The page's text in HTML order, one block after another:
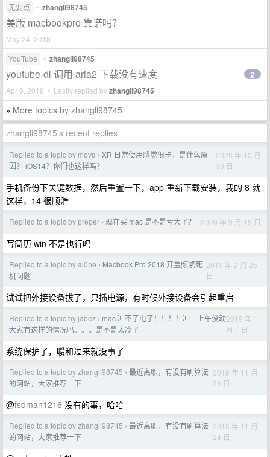
无要点 • zhangli98745
美版 macbookpro 靠谱吗？
May 24, 2018
YouTube
• zhangli98745
youtube-dl 调用 aria2 下载没有速度
Apr 9, 2018 • Lastly replied byzhangli98745
2
» More topics by zhangli98745
zhangli98745's recent replies
Replied to a topic by movq › XR 日常使用感觉很卡，是什么原
因？ iOS14？你们也这样吗？
2020 年 10 月
30 日
手机备份下关键数据，然后重置一下，app 重新下载安装，我的 8 就
这样，14 很顺滑
Replied to a topic by preper › 现在买 mac 是不是亏大了？ 2020 年 9 月 18 日
写简历 win 不是也行吗
Replied to a topic by al0ne › Macbook Pro 2018 开盖频繁死
机问题
2019 年 2 月 25
日
试试把外接设备拔了，只插电源，有时候外接设备会引起重启
Replied to a topic by jabez › mac 冲不了电了！！！！冲一上午没动
大家有这样的情况吗。。。是不是太冷了
2019 年 1
月 1 日
系统保护了，暖和过来就没事了
Replied to a topic by zhangli98745 › 最近离职，有没有刷算法
的网站，大家推荐一下
2018 年 11 月
24 日
@fsdman1216 没有的事，哈哈
Replied to a topic by zhangli98745 › 最近离职，有没有刷算法
的网站，大家推荐一下
2018 年 11 月
24 日